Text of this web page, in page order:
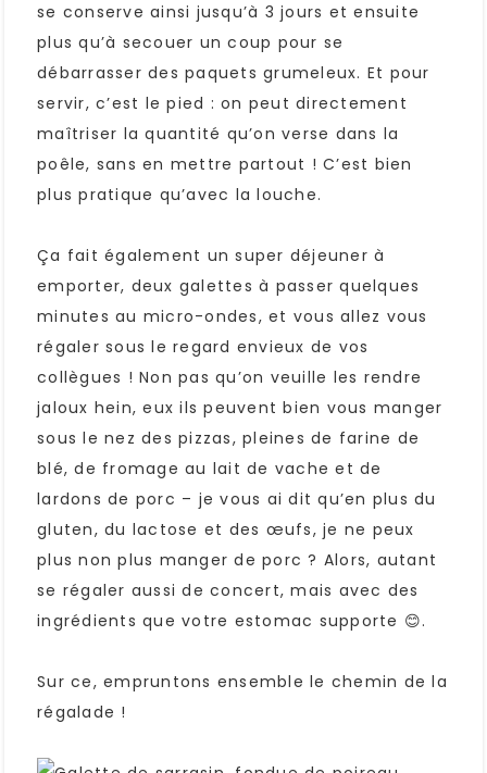
se conserve ainsi jusqu’à 3 jours et ensuite
plus qu’à secouer un coup pour se
débarrasser des paquets grumeleux. Et pour
servir, c’est le pied : on peut directement
maîtriser la quantité qu’on verse dans la
poêle, sans en mettre partout ! C’est bien
plus pratique qu’avec la louche.
Ça fait également un super déjeuner à
emporter, deux galettes à passer quelques
minutes au micro-ondes, et vous allez vous
régaler sous le regard envieux de vos
collègues ! Non pas qu’on veuille les rendre
jaloux hein, eux ils peuvent bien vous manger
sous le nez des pizzas, pleines de farine de
blé, de fromage au lait de vache et de
lardons de porc – je vous ai dit qu’en plus du
gluten, du lactose et des œufs, je ne peux
plus non plus manger de porc ? Alors, autant
se régaler aussi de concert, mais avec des
ingrédients que votre estomac supporte 😊.
Sur ce, empruntons ensemble le chemin de la
régalade !